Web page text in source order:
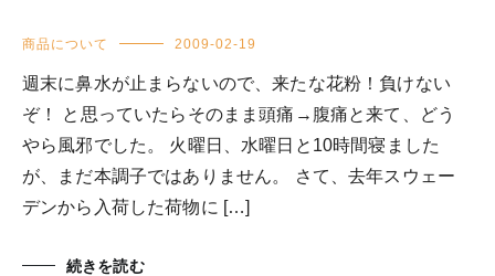
商品について 2009-02-19
週末に鼻水が止まらないので、来たな花粉！負けない
ぞ！ と思っていたらそのまま頭痛→腹痛と来て、どう
やら風邪でした。 火曜日、水曜日と10時間寝ました
が、まだ本調子ではありません。 さて、去年スウェー
デンから入荷した荷物に […]
続きを読む